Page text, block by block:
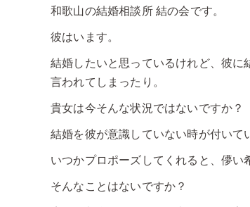
和歌山の結婚相談所 結の会です。
彼はいます。
結婚したいと思っているけれど、彼に
言われてしまったり。
貴女は今そんな状況ではないですか？
結婚を彼が意識していない時が付いて
いつかプロポーズしてくれると、儚い
そんなことはないですか？